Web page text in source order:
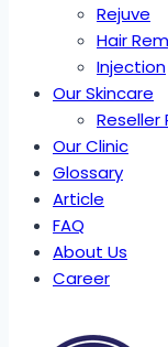
Rejuve
Hair
Injection
Our Skincare
Reseller
Our Clinic
Glossary
Article
FAQ
About Us
Career